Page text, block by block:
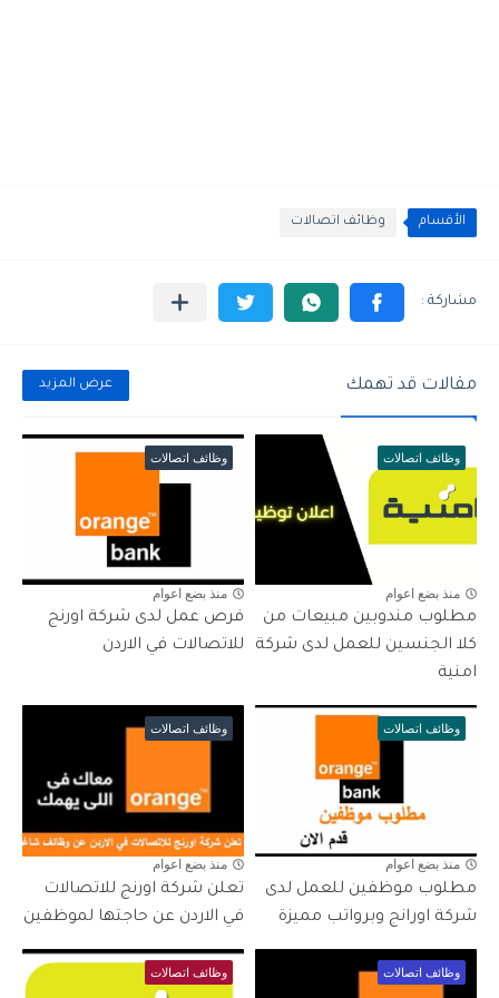
الأقسام وظائف اتصالات
مقالات قد تهمك عرض المزيد
وظائف اتصالات
منذ بضع اعوام
مطلوب مندوبين مبيعات من
كلا الجنسين للعمل لدى شركة
امنية
وظائف اتصالات
منذ بضع اعوام
فرص عمل لدى شركة اورنج
للاتصالات في الاردن
وظائف اتصالات
منذ بضع اعوام
مطلوب موظفين للعمل لدى
شركة اورانج وبرواتب مميزة
وظائف اتصالات
منذ بضع اعوام
تعلن شركة اورنج للاتصالات
في الاردن عن حاجتها لموظفين
وظائف اتصالات وظائف اتصالات